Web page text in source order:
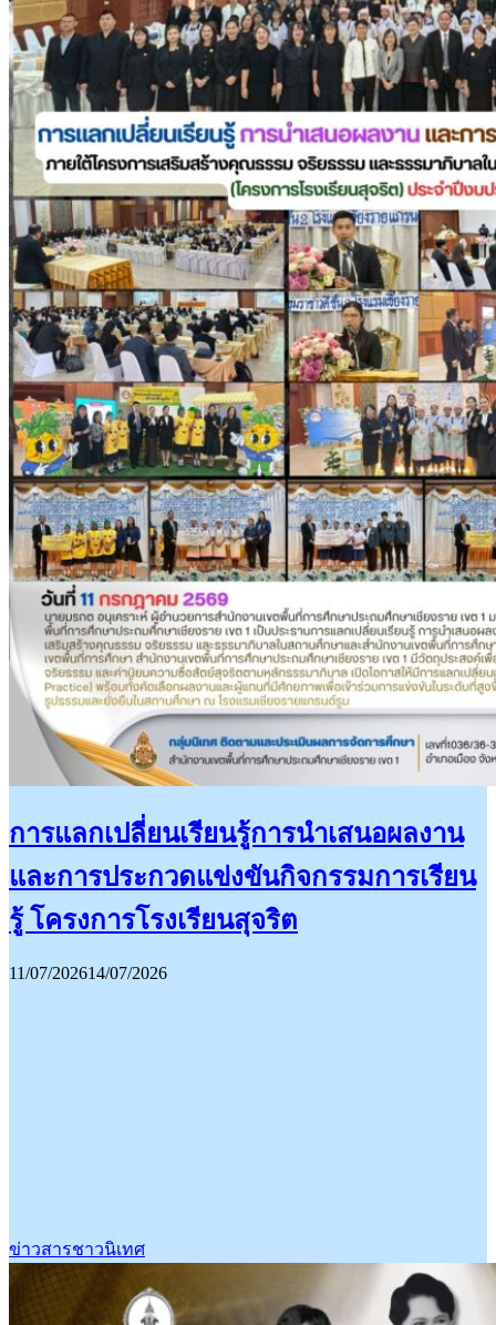
การแลกเปลี่ยนเรียนรู้การนำเสนอผลงาน
และการประกวดแข่งขันกิจกรรมการเรียน
รู้ โครงการโรงเรียนสุจริต
11/07/202614/07/2026
ข่าวสารชาวนิเทศ